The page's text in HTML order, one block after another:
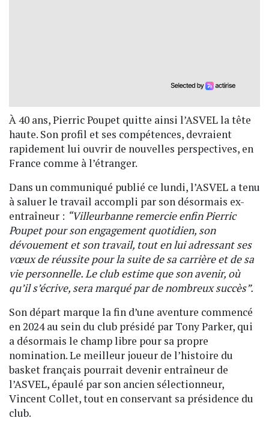
À 40 ans, Pierric Poupet quitte ainsi l’ASVEL la tête
haute. Son profil et ses compétences, devraient
rapidement lui ouvrir de nouvelles perspectives, en
France comme à l’étranger.
Dans un communiqué publié ce lundi, l’ASVEL a tenu
à saluer le travail accompli par son désormais ex-
entraîneur : “Villeurbanne remercie enfin Pierric
Poupet pour son engagement quotidien, son
dévouement et son travail, tout en lui adressant ses
vœux de réussite pour la suite de sa carrière et de sa
vie personnelle. Le club estime que son avenir, où
qu’il s’écrive, sera marqué par de nombreux succès”.
Son départ marque la fin d’une aventure commencé
en 2024 au sein du club présidé par Tony Parker, qui
a désormais le champ libre pour sa propre
nomination. Le meilleur joueur de l’histoire du
basket français pourrait devenir entraîneur de
l’ASVEL, épaulé par son ancien sélectionneur,
Vincent Collet, tout en conservant sa présidence du
club.